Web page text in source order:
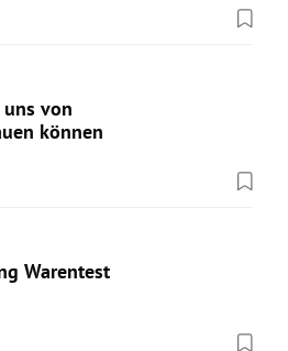
von
können
Warentest